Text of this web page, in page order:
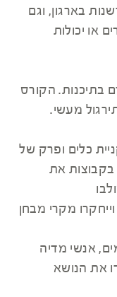
בארגון, וגם
או יכולות
בתיכנות. הקורס
מעשי.
כלים ופרק של
בקבוצות את
מקרי מבחן
אנשי מדיה
את הנושא